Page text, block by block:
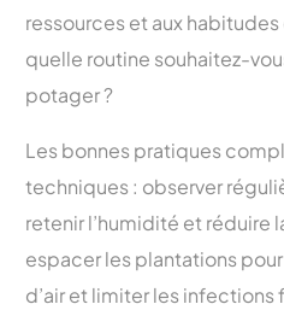
ressources et aux
quelle routine souhaitez-
potager ?
Les bonnes pratiques
techniques : observer
retenir l’humidité et réduire
espacer les plantations
d’air et limiter les infections